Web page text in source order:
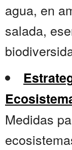
agua, en
salada,
Medidas